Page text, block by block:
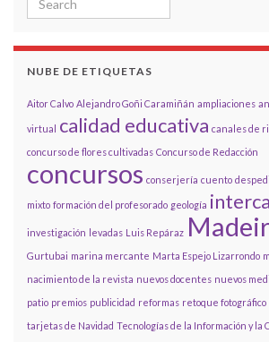
NUBE DE ETIQUETAS
Aitor Calvo Alejandro Goñi Caramiñán ampliaciones
virtual calidad educativa canales de
concurso de flores cultivadas Concurso de Redacción
concursos conserjería cuento
mixto formación del profesorado geología
investigación levadas Luis Repáraz
Gurtubai marina mercante Marta Espejo Lizarrondo
nacimiento de la revista nuevos docentes nuevos
patio premios publicidad reformas retoque fotográfico
tarjetas de Navidad Tecnologías de la Información y la